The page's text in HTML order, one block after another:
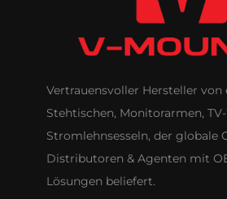
Vertrauensvoller Hersteller von
Stehtischen, Monitorarmen,
Stromlehnsesseln, der globale
Distributoren & Agenten mit
Lösungen beliefert.